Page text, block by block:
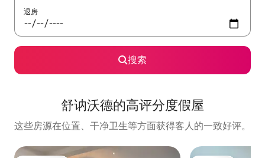
退房
搜索
舒讷沃德的高评分度假屋
这些房源在位置、干净卫生等方面获得客人的一致好评。